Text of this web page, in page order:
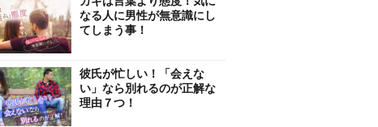
なる人に男性が無意識にし
てしまう事！
彼氏が忙しい！「会えな
い」なら別れるのが正解な
理由７つ！